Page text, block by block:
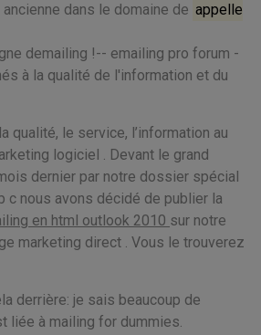
dans le domaine de appelle
demailing !-- emailing pro forum -
à la qualité de l'information et du
qualité, le service, l’information au
logiciel . Devant le grand
dernier par notre dossier spécial
c nous avons décidé de publier la
en html outlook 2010 sur notre
marketing direct . Vous le trouverez
derrière: je sais beaucoup de
liée à mailing for dummies.